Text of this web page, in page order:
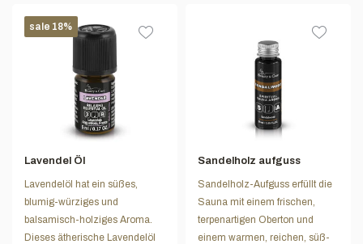
sale 18%
Lavendel Öl
Lavendelöl hat ein süßes,
blumig-würziges und
balsamisch-holziges Aroma.
Dieses ätherische Lavendelöl
Sandelholz aufguss
Sandelholz-Aufguss erfüllt die
Sauna mit einem frischen,
terpenartigen Oberton und
einem warmen, reichen, süß-